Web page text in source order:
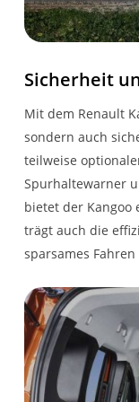
Sitzreihen
Sitzreihen
Intelligenter
Tempopilot mit
Sicherheit
Mit dem Renault
sondern auch
teilweise
Spurhaltewarner
bietet der Kangoo
trägt auch die
sparsames Fahren